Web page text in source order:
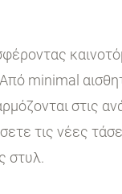
minimal
στις
τις νέες
στυλ.